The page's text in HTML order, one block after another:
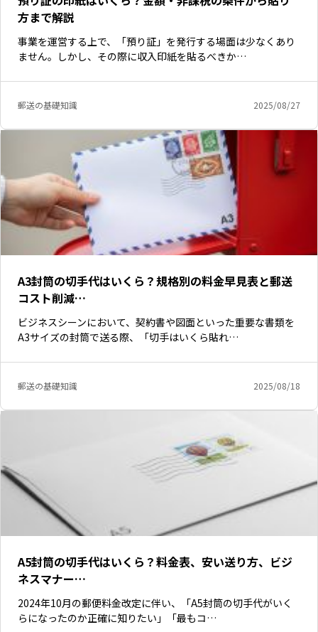
方まで解説
事業を運営する上で、「預り証」を発行する場面は少なくあり
ません。しかし、その際に収入印紙を貼るべきか…
郵送の基礎知識 2025/08/27
A3封筒の切手代はいくら？規格別の料金早見表と郵送
コスト削減…
ビジネスシーンにおいて、契約書や図面といった重要な書類を
A3サイズの封筒で送る際、「切手はいくら貼れ…
郵送の基礎知識 2025/08/18
A5封筒の切手代はいくら？料金表、安い送り方、ビジ
ネスマナー…
2024年10月の郵便料金改定に伴い、「A5封筒の切手代がいく
らになったのか正確に知りたい」「最もコ…